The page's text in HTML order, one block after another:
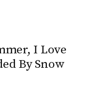
I Love
By Snow